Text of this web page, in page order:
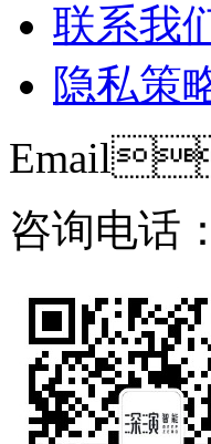
联系我
隐私策
Email
咨询电话